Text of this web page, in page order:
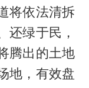
将依法清拆
还绿于民，
腾出的土地
地，有效盘